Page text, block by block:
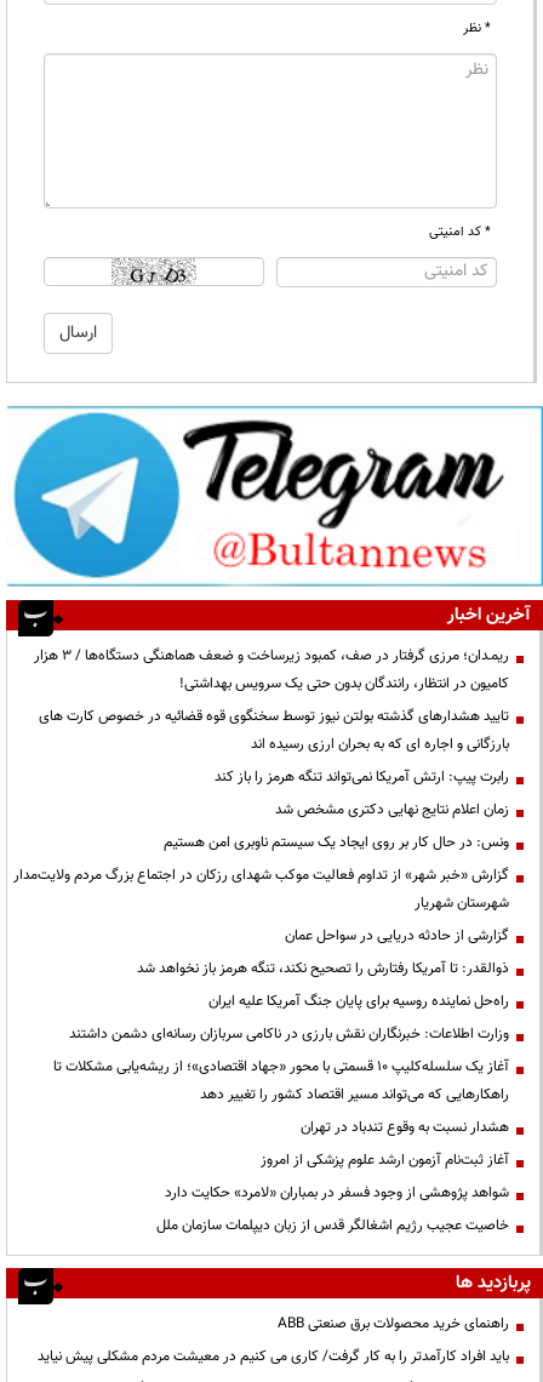
* نظر
* کد امنیتی
آخرین اخبار
ریمـدان؛ مرزی گرفتار در صف، کمبود زیرساخت و ضعف هماهنگی دستگاه‌ها / ۳ هزار
کامیون در انتظار، رانندگان بدون حتی یک سرویس بهداشتی!
تایید هشدارهای گذشته بولتن نیوز توسط سخنگوی قوه قضائیه در خصوص کارت های
بارزگانی و اجاره ای که به بحران ارزی رسیده اند
رابرت پیپ: ارتش آمریکا نمی‌تواند تنگه هرمز را باز کند
زمان اعلام نتایج نهایی دکتری مشخص شد
ونس: در حال کار بر روی ایجاد یک سیستم ناوبری امن هستیم
گزارش «خبر شهر» از تداوم فعالیت موکب شهدای رزکان در اجتماع بزرگ مردم ولایت‌مدار
شهرستان شهریار
گزارشی از حادثه دریایی در سواحل عمان
ذوالقدر: تا آمریکا رفتارش را تصحیح نکند، تنگه هرمز باز نخواهد شد
راه‌حل نماینده روسیه برای پایان جنگ آمریکا علیه ایران
وزارت اطلاعات: خبرنگاران نقش بارزی در ناکامی سربازان رسانه‌ای دشمن داشتند
آغاز یک سلسله‌کلیپ ۱۰ قسمتی با محور «جهاد اقتصادی»؛ از ریشه‌یابی مشکلات تا
راهکارهایی که می‌تواند مسیر اقتصاد کشور را تغییر دهد
هشدار نسبت به وقوع تندباد در تهران
آغاز ثبت‌نام آزمون ارشد علوم پزشکی از امروز
شواهد پژوهشی از وجود فسفر در بمباران «لامرد» حکایت دارد
خاصیت عجیب رژیم اشغالگر قدس از زبان دیپلمات سازمان ملل
پربازدید ها
راهنمای خرید محصولات برق صنعتی ABB
باید افراد کارآمدتر را به کار گرفت/ کاری می کنیم در معیشت مردم مشکلی پیش نیاید